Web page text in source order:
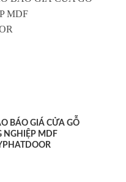
BÁO GIÁ CỬA GỖ
NGHIỆP MDF